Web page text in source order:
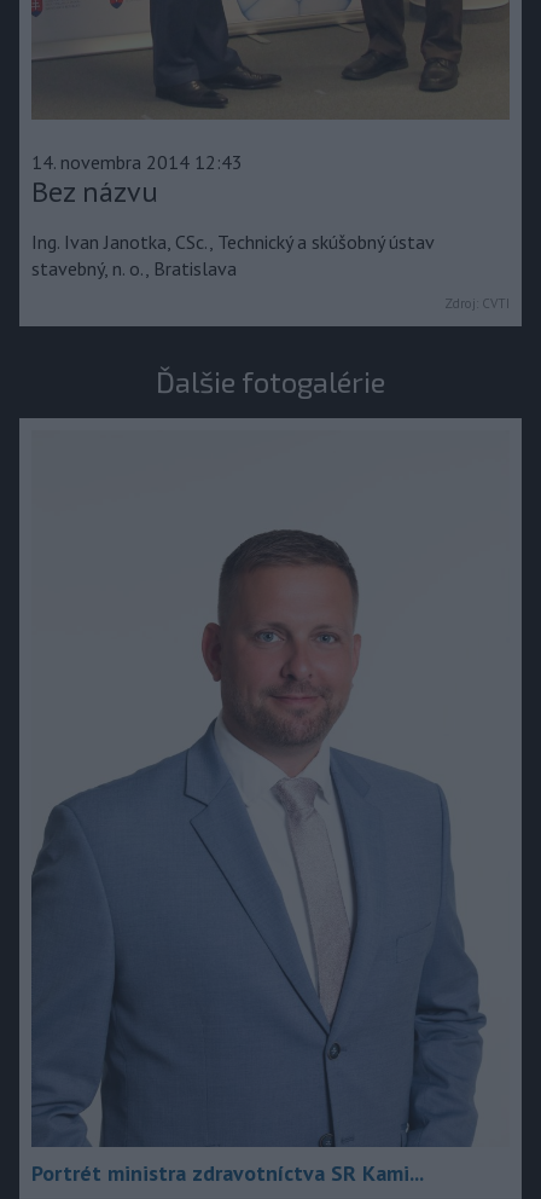
14. novembra 2014 12:43
Bez názvu
Ing. Ivan Janotka, CSc., Technický a skúšobný ústav
stavebný, n. o., Bratislava
Zdroj: CVTI
Ďalšie fotogalérie
Portrét ministra zdravotníctva SR Kami...